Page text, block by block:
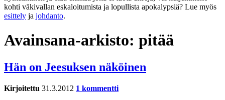
kohti väkivallan eskaloitumista ja lopullista apokalypsiä? Lue myös
esittely ja johdanto.
Avainsana-arkisto: pitää
Hän on Jeesuksen näköinen
Kirjoitettu 31.3.2012 1 kommentti